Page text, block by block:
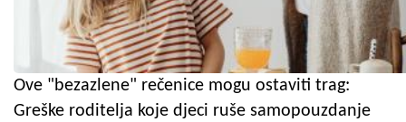
Ove "bezazlene" rečenice mogu ostaviti trag:
Greške roditelja koje djeci ruše samopouzdanje